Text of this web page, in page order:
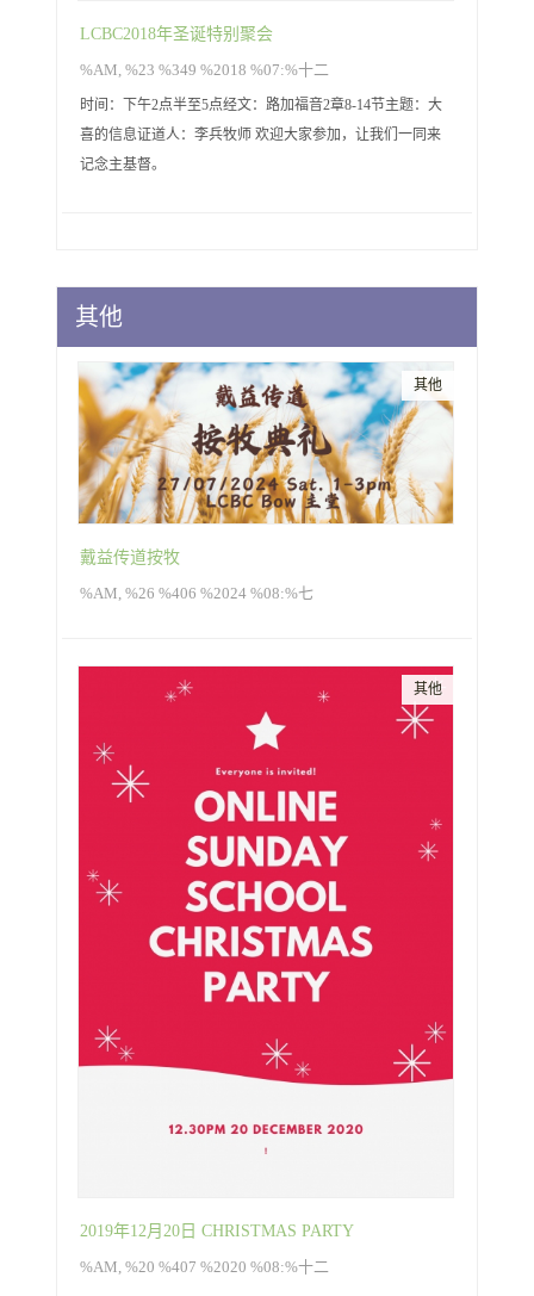
LCBC2018年圣诞特别聚会
%AM, %23 %349 %2018 %07:%十二
时间：下午2点半至5点经文：路加福音2章8-14节主题：大
喜的信息证道人：李兵牧师 欢迎大家参加，让我们一同来
记念主基督。
其他
戴益传道按牧
%AM, %26 %406 %2024 %08:%七
其他
2019年12月20日 CHRISTMAS PARTY
%AM, %20 %407 %2020 %08:%十二
其他